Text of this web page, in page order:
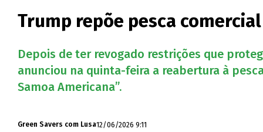
Trump repõe pesca
Depois de ter revogado restrições que
anunciou na quinta-feira a reabertura à
Samoa Americana”.
Green Savers com Lusa12/06/2026 9:11